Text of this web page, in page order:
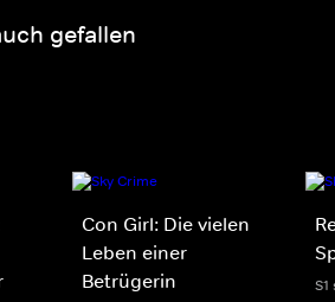
gefallen
Con Girl: Die vielen
Leben einer
Betrügerin